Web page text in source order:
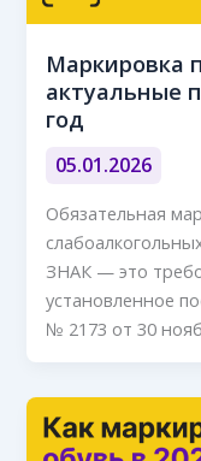
Маркировка
актуальные
год
05.01.2026
Обязательная
ЗНАК — это
установленное
№ 2173 от 30